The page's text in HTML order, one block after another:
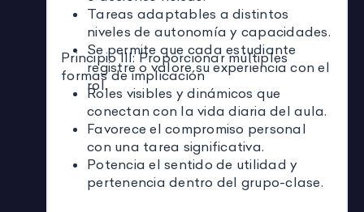
Tareas adaptables a distintos
niveles de autonomía y capacidades.
Se permite que cada estudiante
registre o valore su experiencia con el
rol.
Principio III: Proporcionar múltiples
formas de implicación
Roles visibles y dinámicos que
conectan con la vida diaria del aula.
Favorece el compromiso personal
con una tarea significativa.
Potencia el sentido de utilidad y
pertenencia dentro del grupo-clase.